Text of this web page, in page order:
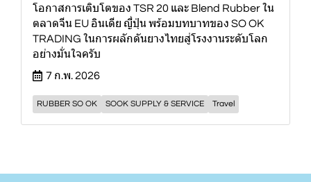
โอกาสการเติบโตของ TSR 20 และ Blend Rubber ใน
ตลาดจีน EU อินเดีย ญี่ปุ่น พร้อมบทบาทของ SO OK
TRADING ในการผลักดันยางไทยสู่โรงงานระดับโลก
อย่างมั่นใจครับ
7 ก.พ. 2026
RUBBER SO OK SOOK SUPPLY & SERVICE Travel